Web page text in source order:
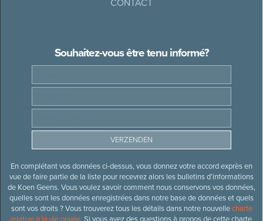
CONTACT
Souhaitez-vous être tenu informé?
En complétant vos données ci-dessus, vous donnez votre accord exprès en
vue de faire partie de la liste pour recevrez alors les bulletins d’informations
de Koen Geens. Vous voulez savoir comment nous conservons vos données,
quelles sont les données enregistrées dans notre base de données et quels
sont vos droits ? Vous trouverez tous les détails dans notre nouvellecharte